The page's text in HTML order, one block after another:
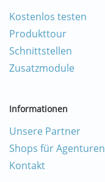
Kostenlos testen
Produkttour
Schnittstellen
Zusatzmodule
Informationen
Unsere Partner
Shops für Agenturen
Kontakt